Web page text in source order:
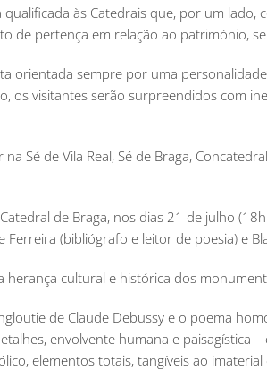
às Catedrais que, por um
de pertença em relação ao património,
orientada sempre por uma
os visitantes serão surpreendidos com
Sé de Vila Real, Sé de Braga,
de Braga, nos dias 21 de julho
Ferreira (bibliógrafo e leitor de poesia) e
cultural e histórica dos
de Claude Debussy e o poema
envolvente humana e paisagística
elementos totais, tangíveis ao imaterial